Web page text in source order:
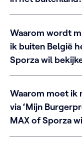
Waarom wordt
ik buiten België
Sporza wil
Waarom moet ik
via ‘Mijn
MAX of Sporza